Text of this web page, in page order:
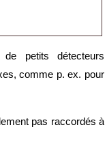
petits détecteurs
comme p. ex. pour
pas raccordés à